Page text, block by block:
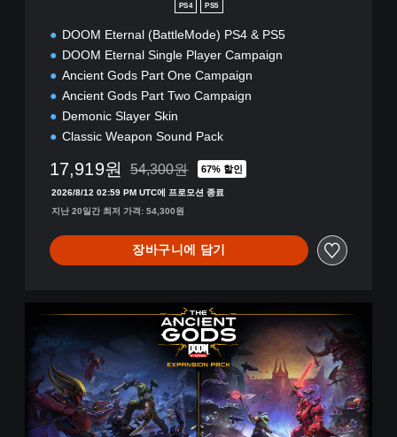
PS4 PS5
DOOM Eternal (BattleMode) PS4 & PS5
DOOM Eternal Single Player Campaign
Ancient Gods Part One Campaign
Ancient Gods Part Two Campaign
Demonic Slayer Skin
Classic Weapon Sound Pack
17,919원 54,300원의 원래 가격에서 할인됨
54,300원 67% 할인
2026/8/12 02:59 PM UTC에 프로모션 종료
지난 20일간 최저 가격: 54,300원
장바구니에 담기
n
P